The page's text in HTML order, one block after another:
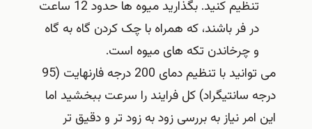
تنظیم کنید. بگذارید میوه ها حدود 12 ساعت
در فر باشند، که همراه با چک کردن گاه به گاه
و چرخاندن تکه های میوه است.
می توانید با تنظیم دمای 200 درجه فارنهایت (95
درجه سانتیگراد) کل فرایند را سرعت ببخشید اما
این امر نیاز به بررسی زود به زود تر و دقیق تر